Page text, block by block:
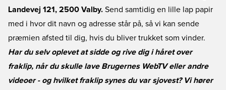
Landevej 121, 2500 Valby. Send samtidig en lille lap papir
med i hvor dit navn og adresse står på, så vi kan sende
præmien afsted til dig, hvis du bliver trukket som vinder.
Har du selv oplevet at sidde og rive dig i håret over
fraklip, når du skulle lave Brugernes WebTV eller andre
videoer - og hvilket fraklip synes du var sjovest? Vi hører